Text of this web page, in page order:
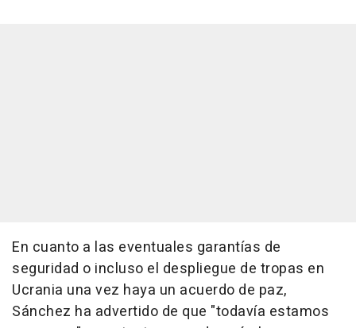
En cuanto a las eventuales garantías de
seguridad o incluso el despliegue de tropas en
Ucrania una vez haya un acuerdo de paz,
Sánchez ha advertido de que "todavía estamos